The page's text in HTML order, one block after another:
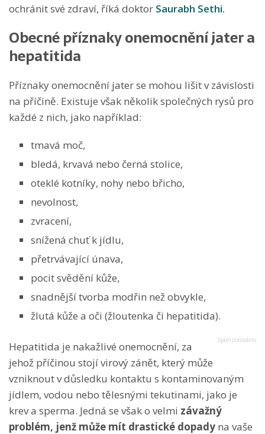
ochránit své zdraví, říká doktor Saurabh Sethi.
Obecné příznaky onemocnění jater a
hepatitida
Příznaky onemocnění jater se mohou lišit v závislosti
na příčině. Existuje však několik společných rysů pro
každé z nich, jako například:
tmavá moč,
bledá, krvavá nebo černá stolice,
oteklé kotníky, nohy nebo břicho,
nevolnost,
zvracení,
snížená chuť k jídlu,
přetrvávající únava,
pocit svědění kůže,
snadnější tvorba modřin než obvykle,
žlutá kůže a oči (žloutenka či hepatitida).
Hepatitida je nakažlivé onemocnění, za
jehož příčinou stojí virový zánět, který může
vzniknout v důsledku kontaktu s kontaminovaným
jídlem, vodou nebo tělesnými tekutinami, jako je
krev a sperma. Jedná se však o velmi závažný
problém, jenž může mít drastické dopady na vaše